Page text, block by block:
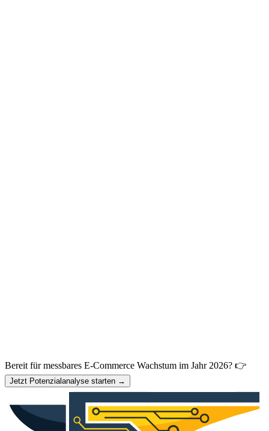
Bereit für messbares E-Commerce Wachstum im Jahr 2026? 👉
Jetzt Potenzialanalyse starten →